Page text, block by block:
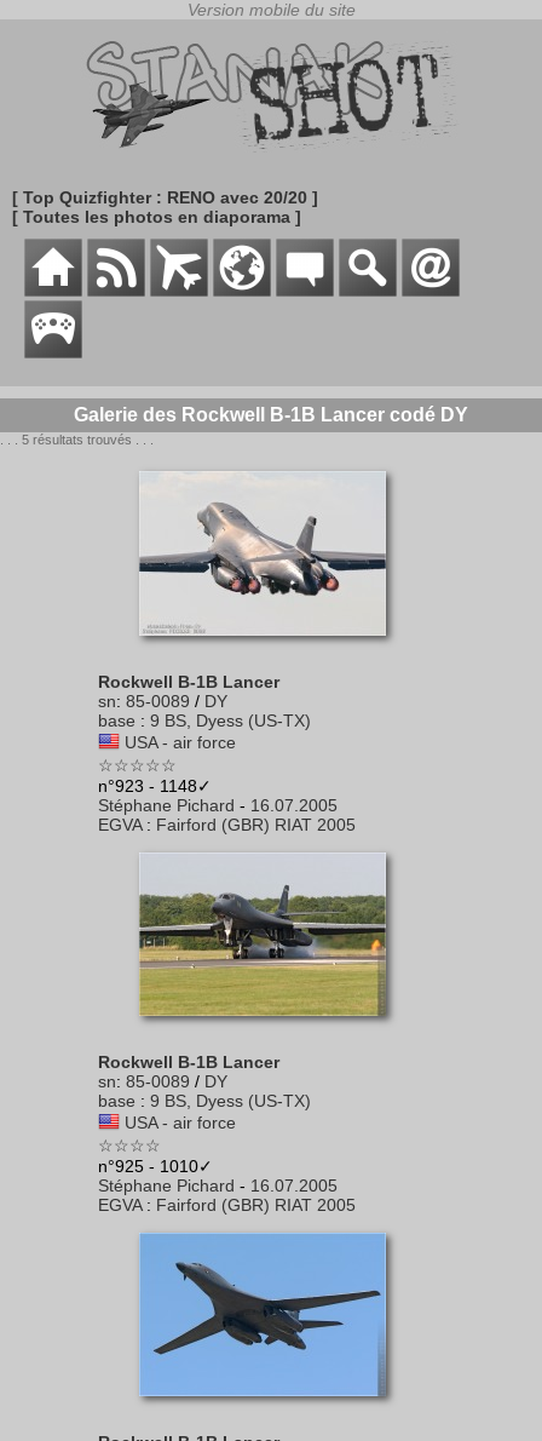
[ Top Quizfighter : RENO avec 20/20 ]
[ Toutes les photos en diaporama ]
Galerie des Rockwell B-1B Lancer codé DY
. . . 5 résultats trouvés . . .
Rockwell B-1B Lancer
sn: 85-0089 / DY
base : 9 BS, Dyess (US-TX)
USA - air force
☆☆☆☆☆
n°923 - 1148✓
Stéphane Pichard - 16.07.2005
EGVA: Fairford (GBR) RIAT 2005
Rockwell B-1B Lancer
sn: 85-0089 / DY
base : 9 BS, Dyess (US-TX)
USA - air force
☆☆☆☆
n°925 - 1010✓
Stéphane Pichard - 16.07.2005
EGVA: Fairford (GBR) RIAT 2005